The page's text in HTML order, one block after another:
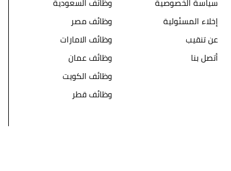
سياسة الخصوصية
إخلاء المسئولية
عن تنقيب
أتصل بنا
وظائف السعودية
وظائف مصر
وظائف الامارات
وظائف عمان
وظائف الكويت
وظائف قطر